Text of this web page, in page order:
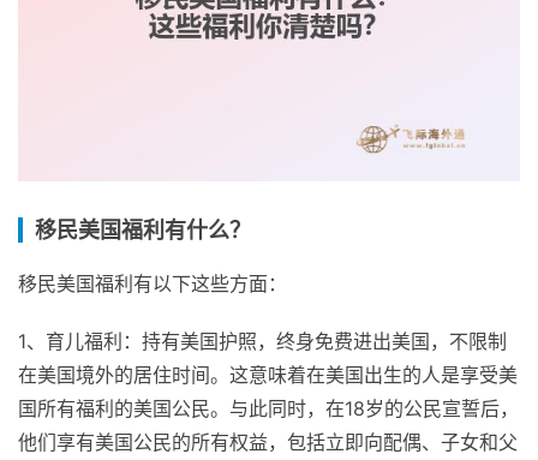
移民美国福利有什么？
移民美国福利有以下这些方面：
1、育儿福利：持有美国护照，终身免费进出美国，不限制
在美国境外的居住时间。这意味着在美国出生的人是享受美
国所有福利的美国公民。与此同时，在18岁的公民宣誓后，
他们享有美国公民的所有权益，包括立即向配偶、子女和父